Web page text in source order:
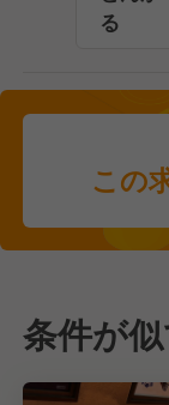
る
この
条件が